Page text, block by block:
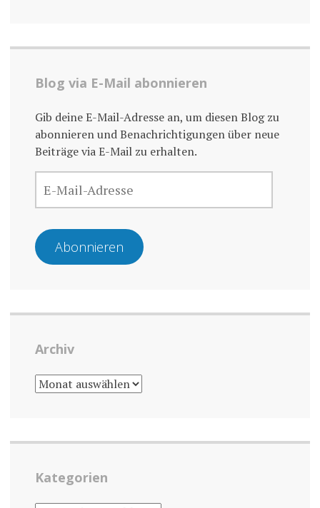
Blog via E-Mail abonnieren
Gib deine E-Mail-Adresse an, um diesen Blog zu
abonnieren und Benachrichtigungen über neue
Beiträge via E-Mail zu erhalten.
MAIL-
ADRESSE
Abonnieren
Archiv
ARCHIV
Kategorien